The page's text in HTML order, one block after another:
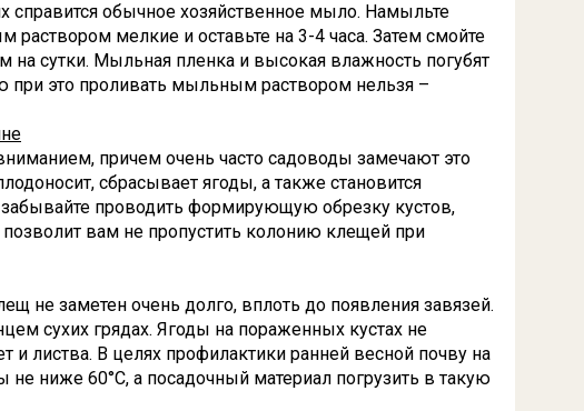
справится обычное хозяйственное мыло. Намыльте
мелкие и оставьте на 3-4 часа. Затем смойте
сутки. Мыльная пленка и высокая влажность погубят
это проливать мыльным раствором нельзя –
причем очень часто садоводы замечают это
сбрасывает ягоды, а также становится
проводить формирующую обрезку кустов,
вам не пропустить колонию клещей при
не заметен очень долго, вплоть до появления завязей.
сухих грядах. Ягоды на пораженных кустах не
листва. В целях профилактики ранней весной почву на
ниже 60°С, а посадочный материал погрузить в такую